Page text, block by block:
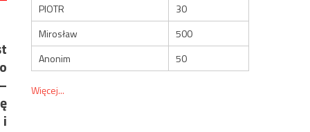
o
i
PIOTR
30
Mirosław
500
Anonim
50
Więcej...